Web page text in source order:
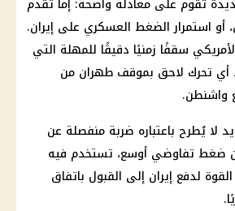
أو استمرار الضغط العسكري على إيران.
سقفًا زمنيًا دقيقًا للمهلة التي
أي تحرك لاحق بموقف طهران من
واشنطن.
لا يُطرح باعتباره ضربة منفصلة عن
ضغط تفاوضي أوسع، تستخدم فيه
القوة لدفع إيران إلى القبول باتفاق